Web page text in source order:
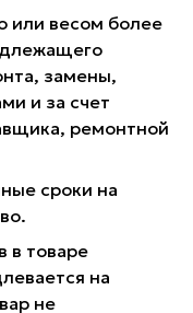
или весом более
замены,
и за счет
ремонтной
сроки на
в товаре
на
не